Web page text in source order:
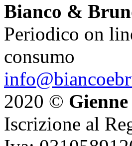
Bianco &
Periodico on
consumo
2020 ©
Iscrizione al